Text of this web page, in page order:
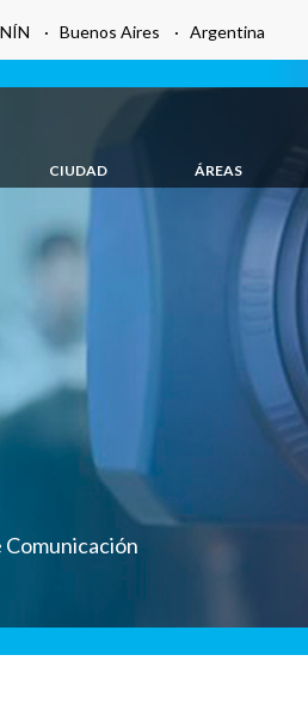
· Buenos Aires · Argentina
CIUDAD ÁREAS